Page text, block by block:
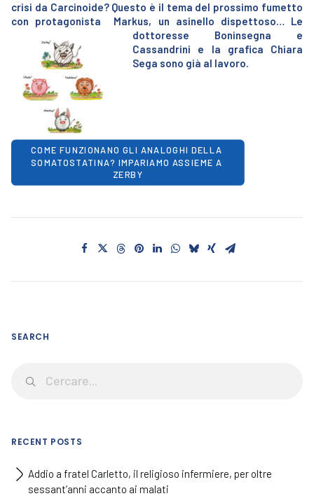
crisi da Carcinoide? Questo è il tema del prossimo fumetto
con protagonista Markus, un asinello dispettoso… Le
dottoresse Boninsegna e
Cassandrini e la grafica Chiara
Sega sono già al lavoro.
COME FUNZIONANO GLI ANALOGHI DELLA
SOMATOSTATINA? IMPARIAMO ASSIEME A
ZERBY
SEARCH
RECENT POSTS
Addio a fratel Carletto, il religioso infermiere, per oltre
sessant’anni accanto ai malati